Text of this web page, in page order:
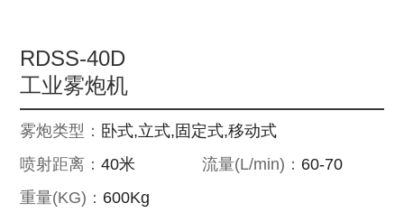
RDSS-40D
工业雾炮机
雾炮类型： 卧式,立式,固定式,移动式
喷射距离：40米 流量(L/min)： 60-70
重量(KG)： 600Kg